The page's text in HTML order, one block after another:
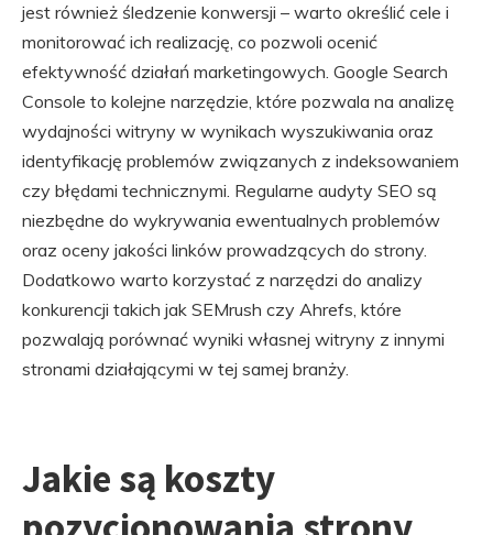
jest również śledzenie konwersji – warto określić cele i
monitorować ich realizację, co pozwoli ocenić
efektywność działań marketingowych. Google Search
Console to kolejne narzędzie, które pozwala na analizę
wydajności witryny w wynikach wyszukiwania oraz
identyfikację problemów związanych z indeksowaniem
czy błędami technicznymi. Regularne audyty SEO są
niezbędne do wykrywania ewentualnych problemów
oraz oceny jakości linków prowadzących do strony.
Dodatkowo warto korzystać z narzędzi do analizy
konkurencji takich jak SEMrush czy Ahrefs, które
pozwalają porównać wyniki własnej witryny z innymi
stronami działającymi w tej samej branży.
Jakie są koszty